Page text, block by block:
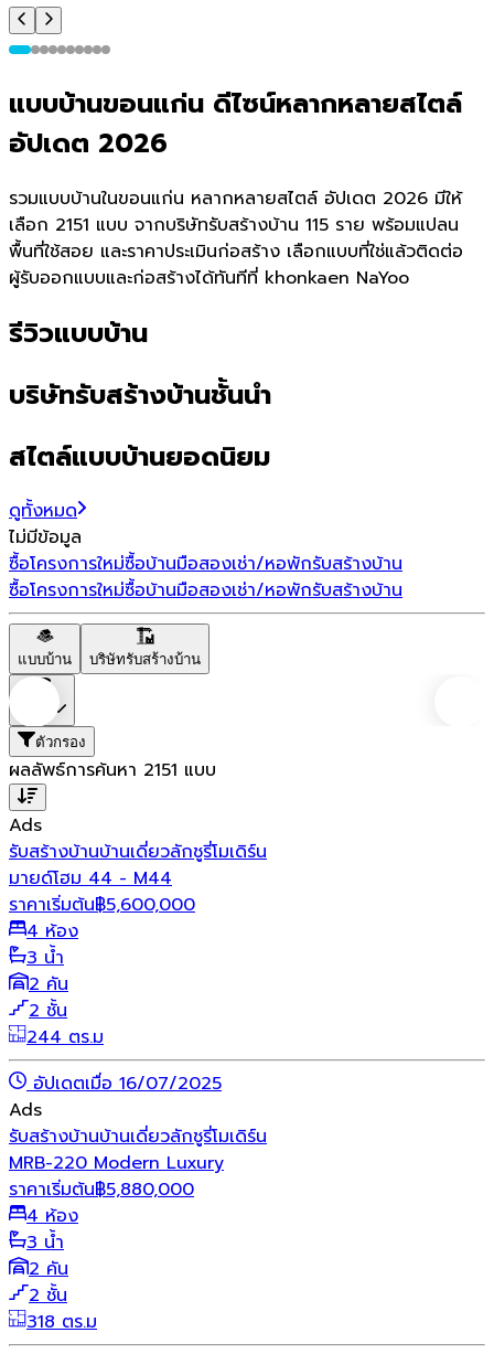
แบบบ้านขอนแก่น ดีไซน์หลากหลายสไตล์
อัปเดต 2026
รวมแบบบ้านในขอนแก่น หลากหลายสไตล์ อัปเดต 2026 มีให้
เลือก 2151 แบบ จากบริษัทรับสร้างบ้าน 115 ราย พร้อมแปลน
พื้นที่ใช้สอย และราคาประเมินก่อสร้าง เลือกแบบที่ใช่แล้วติดต่อ
ผู้รับออกแบบและก่อสร้างได้ทันทีที่ khonkaen NaYoo
รีวิวแบบบ้าน
บริษัทรับสร้างบ้านชั้นนำ
สไตล์แบบบ้านยอดนิยม
ดูทั้งหมด
ไม่มีข้อมูล
ซื้อโครงการใหม่ซื้อบ้านมือสองเช่า/หอพักรับสร้างบ้าน
ซื้อโครงการใหม่ซื้อบ้านมือสองเช่า/หอพักรับสร้างบ้าน
แบบบ้าน บริษัทรับสร้างบ้าน
ตัวกรอง
ผลลัพธ์การค้นหา 2151 แบบ
Ads
รับสร้างบ้านบ้านเดี่ยวลักชูรี่โมเดิร์น
มายด์โฮม 44 - M44
ราคาเริ่มต้น฿5,600,000
4 ห้อง
3 น้ำ
2 คัน
2 ชั้น
244 ตร.ม
อัปเดตเมื่อ 16/07/2025
Ads
รับสร้างบ้านบ้านเดี่ยวลักชูรี่โมเดิร์น
MRB-220 Modern Luxury
ราคาเริ่มต้น฿5,880,000
4 ห้อง
3 น้ำ
2 คัน
2 ชั้น
318 ตร.ม